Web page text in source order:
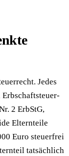
Jedes
2 ErbStG,
Elternteile
Euro steuerfrei
tatsächlich